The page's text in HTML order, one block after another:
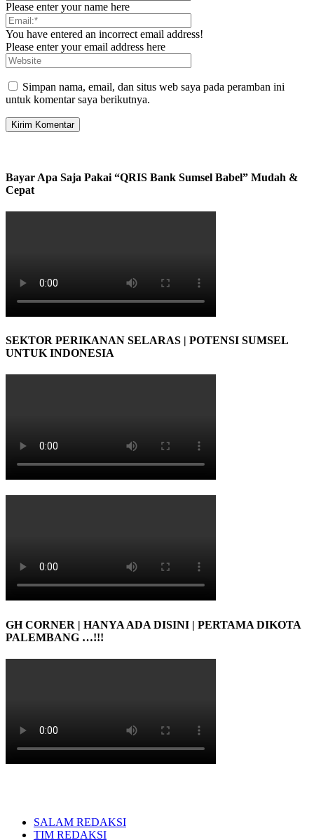
Please enter your name here
You have entered an incorrect email address!
Please enter your email address here
Simpan nama, email, dan situs web saya pada peramban ini
untuk komentar saya berikutnya.
Bayar Apa Saja Pakai “QRIS Bank Sumsel Babel” Mudah &
Cepat
SEKTOR PERIKANAN SELARAS | POTENSI SUMSEL
UNTUK INDONESIA
GH CORNER | HANYA ADA DISINI | PERTAMA DIKOTA
PALEMBANG …!!!
SALAM REDAKSI
TIM REDAKSI